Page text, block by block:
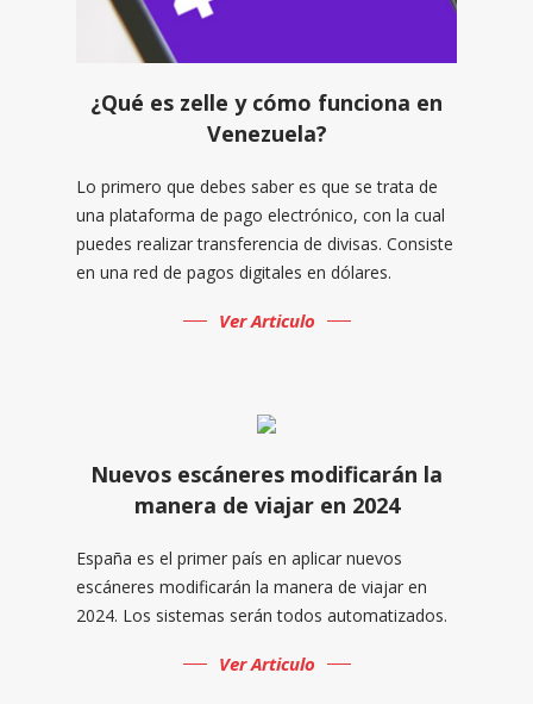
¿Qué es zelle y cómo funciona en
Venezuela?
Lo primero que debes saber es que se trata de
una plataforma de pago electrónico, con la cual
puedes realizar transferencia de divisas. Consiste
en una red de pagos digitales en dólares.
Ver Articulo
Nuevos escáneres modificarán la
manera de viajar en 2024
España es el primer país en aplicar nuevos
escáneres modificarán la manera de viajar en
2024. Los sistemas serán todos automatizados.
Ver Articulo